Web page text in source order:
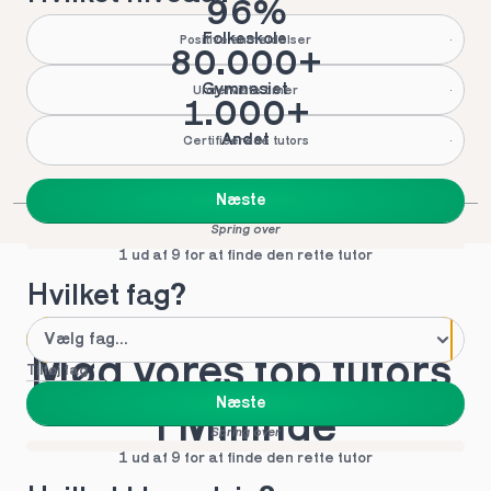
Folkeskole
Gymnasiet
Andet
Næste
Spring over
1 ud af 9 for at finde den rette tutor
Hvilket fag?
Tilføj fag
Næste
Spring over
1 ud af 9 for at finde den rette tutor
96%
Positive anmeldelser
80.000+
Underviste timer
1.000+
Certificerede tutors
Mød vores top tutors
i Millinge